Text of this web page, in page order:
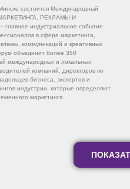
состоится Международный
РЕКЛАМЫ И
индустриальное событие
в сфере маркетинга,
коммуникаций и креативных
объединит более 350
международных и локальных
компаний, директоров по
бизнеса, экспертов и
индустрии, которые определяют
маркетинга.